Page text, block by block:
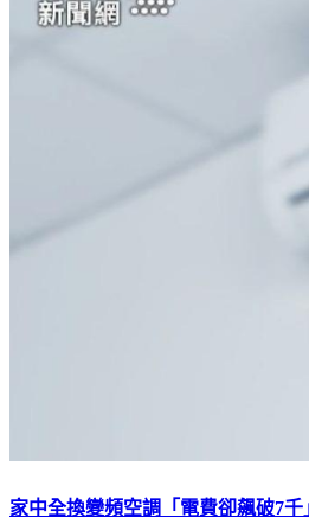
家中全換變頻空調「電費卻飆破7